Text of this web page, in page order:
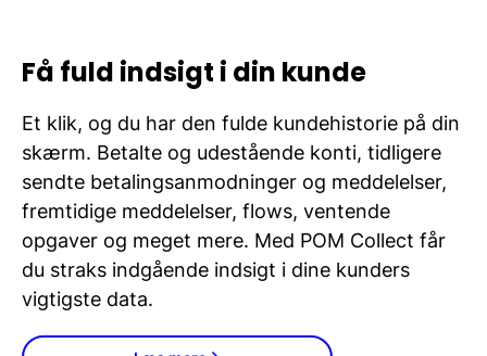
Få fuld indsigt i din kunde
Et klik, og du har den fulde kundehistorie på din
skærm. Betalte og udestående konti, tidligere
sendte betalingsanmodninger og meddelelser,
fremtidige meddelelser, flows, ventende
opgaver og meget mere. Med POM Collect får
du straks indgående indsigt i dine kunders
vigtigste data.